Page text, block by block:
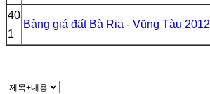
40
1
Bảng giá đất Bà Rịa - Vũng Tàu 2012